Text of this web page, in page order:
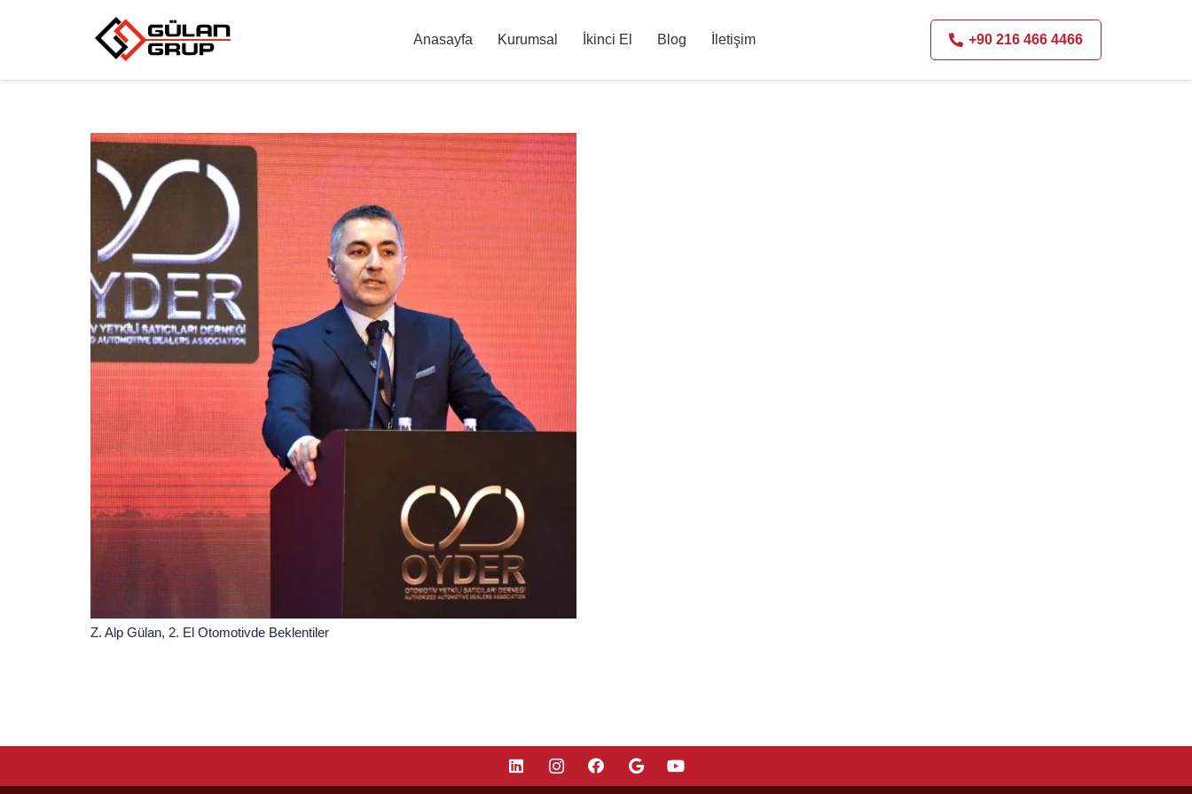
Anasayfa Kurumsal İkinci El Blog İletişim +90 216 466 4466
Z. Alp Gülan, 2. El Otomotivde Beklentiler